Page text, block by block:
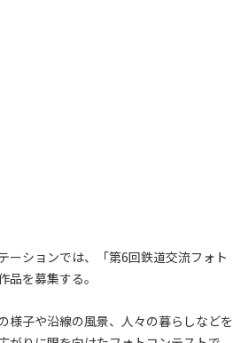
ーションでは、「第6回鉄道交流フォト
を募集する。
様子や沿線の風景、人々の暮らしなどを